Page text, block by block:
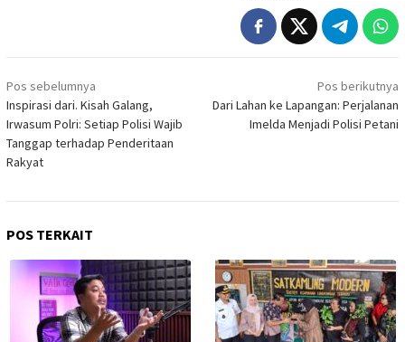
Navigasi
pos
Pos sebelumnya
Inspirasi dari. Kisah Galang,
Irwasum Polri: Setiap Polisi Wajib
Tanggap terhadap Penderitaan
Rakyat
Pos berikutnya
Dari Lahan ke Lapangan: Perjalanan
Imelda Menjadi Polisi Petani
POS TERKAIT